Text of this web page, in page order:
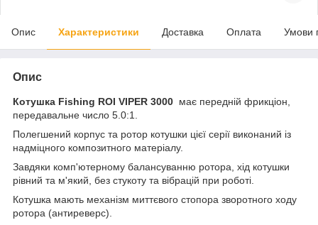
Опис Характеристики Доставка Оплата Умови
Опис
Котушка Fishing ROI VIPER 3000 має передній фрикціон,
передавальне число 5.0:1.
Полегшений корпус та ротор котушки цієї серії виконаний із
надміцного композитного матеріалу.
Завдяки комп'ютерному балансуванню ротора, хід котушки
рівний та м'який, без стукоту та вібрацій при роботі.
Котушка мають механізм миттєвого стопора зворотного ходу
ротора (антиреверс).